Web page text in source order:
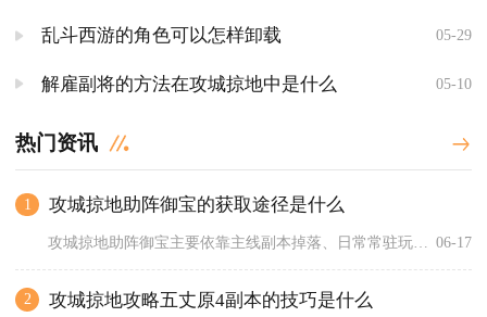
乱斗西游的角色可以怎样卸载 05-29
解雇副将的方法在攻城掠地中是什么 05-10
热门资讯
1 攻城掠地助阵御宝的获取途径是什么
06-17
2 攻城掠地攻略五丈原4副本的技巧是什么